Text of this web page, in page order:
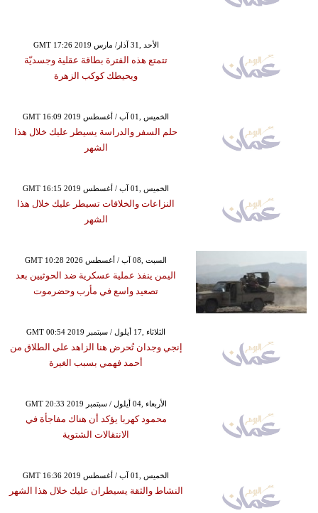
GMT 17:26 2019 الأحد ,31 آذار/ مارس
تتمتع هذه الفترة بطاقة عقلية وجسديّة
ويحيطك كوكب الزهرة
GMT 16:09 2019 الخميس ,01 آب / أغسطس
حلم السفر والدراسة يسيطر عليك خلال هذا
الشهر
GMT 16:15 2019 الخميس ,01 آب / أغسطس
النزاعات والخلافات تسيطر عليك خلال هذا
الشهر
GMT 10:28 2026 السبت ,08 آب / أغسطس
اليمن ينفذ عملية عسكرية ضد الحوثيين بعد
تصعيد واسع في مأرب وحضرموت
GMT 00:54 2019 الثلاثاء ,17 أيلول / سبتمبر
إنجي وجدان تُحرض هنا الزاهد على الطلاق من
أحمد فهمي بسبب الغيرة
GMT 20:33 2019 الأربعاء ,04 أيلول / سبتمبر
محمود كهربا يؤكد أن هناك مفاجأة في
الانتقالات الشتوية
GMT 16:36 2019 الخميس ,01 آب / أغسطس
النشاط والثقة يسيطران عليك خلال هذا الشهر